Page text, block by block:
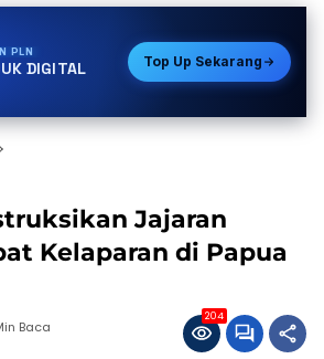
DIGITAL Top Up Sekarang
Jajaran
Kelaparan di Papua
Baca
204